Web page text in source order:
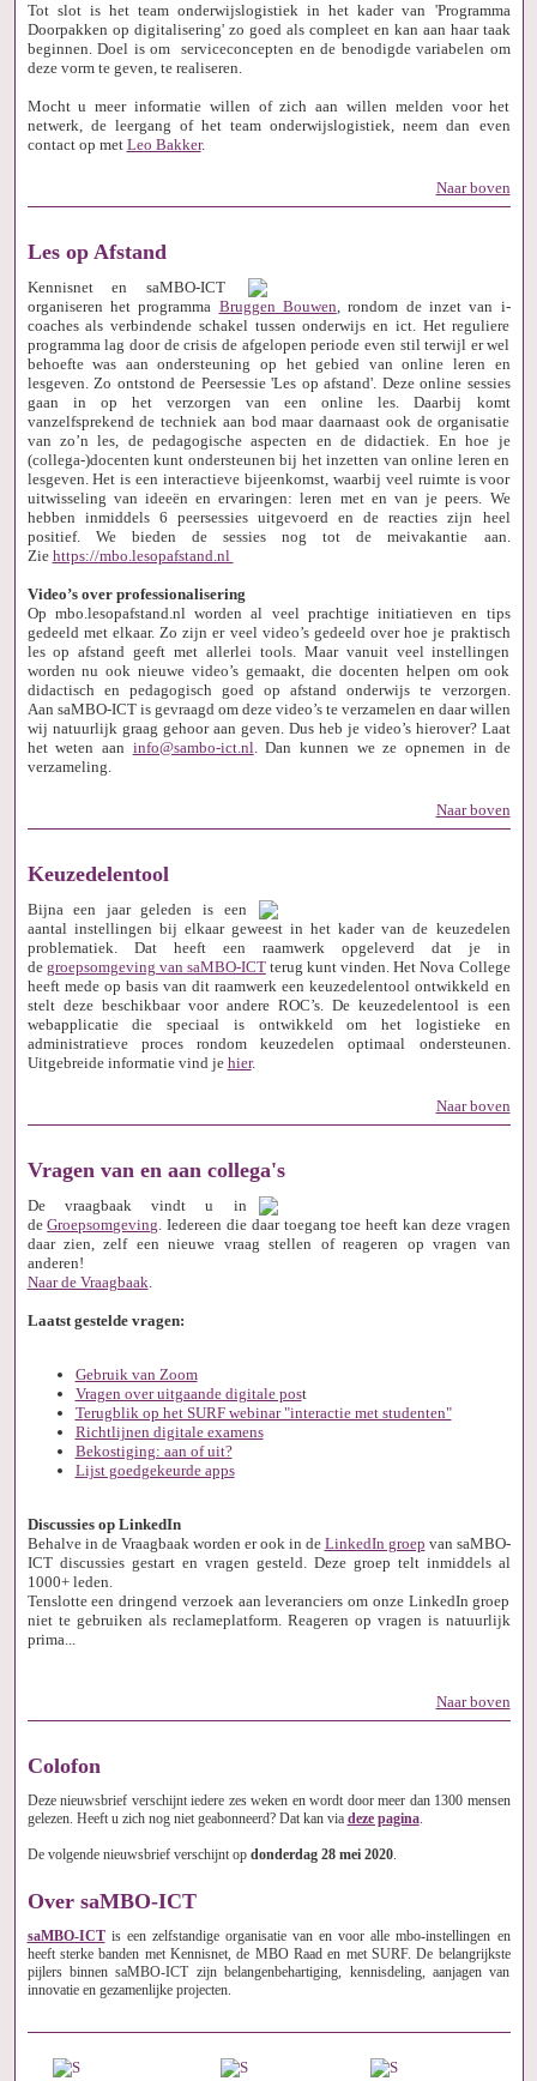
Tot slot is het team onderwijslogistiek in het kader van 'Programma
Doorpakken op digitalisering' zo goed als compleet en kan aan haar taak
beginnen. Doel is om serviceconcepten en de benodigde variabelen om
deze vorm te geven, te realiseren.
Mocht u meer informatie willen of zich aan willen melden voor het
netwerk, de leergang of het team onderwijslogistiek, neem dan even
contact op met Leo Bakker.
Naar boven
Les op Afstand
Kennisnet en saMBO-ICT
organiseren het programma Bruggen Bouwen, rondom de inzet van i-
coaches als verbindende schakel tussen onderwijs en ict. Het reguliere
programma lag door de crisis de afgelopen periode even stil terwijl er wel
behoefte was aan ondersteuning op het gebied van online leren en
lesgeven. Zo ontstond de Peersessie 'Les op afstand'. Deze online sessies
gaan in op het verzorgen van een online les. Daarbij komt
vanzelfsprekend de techniek aan bod maar daarnaast ook de organisatie
van zo’n les, de pedagogische aspecten en de didactiek. En hoe je
(collega-)docenten kunt ondersteunen bij het inzetten van online leren en
lesgeven. Het is een interactieve bijeenkomst, waarbij veel ruimte is voor
uitwisseling van ideeën en ervaringen: leren met en van je peers. We
hebben inmiddels 6 peersessies uitgevoerd en de reacties zijn heel
positief. We bieden de sessies nog tot de meivakantie aan.
Zie https://mbo.lesopafstand.nl
Video’s over professionalisering
Op mbo.lesopafstand.nl worden al veel prachtige initiatieven en tips
gedeeld met elkaar. Zo zijn er veel video’s gedeeld over hoe je praktisch
les op afstand geeft met allerlei tools. Maar vanuit veel instellingen
worden nu ook nieuwe video’s gemaakt, die docenten helpen om ook
didactisch en pedagogisch goed op afstand onderwijs te verzorgen.
Aan saMBO-ICT is gevraagd om deze video’s te verzamelen en daar willen
wij natuurlijk graag gehoor aan geven. Dus heb je video’s hierover? Laat
het weten aan info@sambo-ict.nl. Dan kunnen we ze opnemen in de
verzameling.
Naar boven
Keuzedelentool
Bijna een jaar geleden is een
aantal instellingen bij elkaar geweest in het kader van de keuzedelen
problematiek. Dat heeft een raamwerk opgeleverd dat je in
de groepsomgeving van saMBO-ICTterug kunt vinden. Het Nova College
heeft mede op basis van dit raamwerk een keuzedelentool ontwikkeld en
stelt deze beschikbaar voor andere ROC’s. De keuzedelentool is een
webapplicatie die speciaal is ontwikkeld om het logistieke en
administratieve proces rondom keuzedelen optimaal ondersteunen.
Uitgebreide informatie vind je hier.
Naar boven
Vragen van en aan collega's
De vraagbaak vindt u in
deGroepsomgeving. Iedereen die daar toegang toe heeft kan deze vragen
daar zien, zelf een nieuwe vraag stellen of reageren op vragen van
anderen!
Naar de Vraagbaak.
Laatst gestelde vragen:
Gebruik van Zoom
Vragen over uitgaande digitale post
Terugblik op het SURF webinar "interactie met studenten"
Richtlijnen digitale examens
Bekostiging: aan of uit?
Lijst goedgekeurde apps
Discussies op LinkedIn
Behalve in de Vraagbaak worden er ook in de LinkedIn groep van saMBO-
ICT discussies gestart en vragen gesteld. Deze groep telt inmiddels al
1000+ leden.
Tenslotte een dringend verzoek aan leveranciers om onze LinkedIn groep
niet te gebruiken als reclameplatform. Reageren op vragen is natuurlijk
prima...
Naar boven
Colofon
Deze nieuwsbrief verschijnt iedere zes weken en wordt door meer dan 1300 mensen
gelezen. Heeft u zich nog niet geabonneerd? Dat kan via deze pagina.
De volgende nieuwsbrief verschijnt op donderdag 28 mei 2020.
Over saMBO-ICT
saMBO-ICTis een zelfstandige organisatie van en voor alle mbo-instellingen en
heeft sterke banden met Kennisnet, de MBO Raad en met SURF. De belangrijkste
pijlers binnen saMBO-ICT zijn belangenbehartiging, kennisdeling, aanjagen van
innovatie en gezamenlijke projecten.